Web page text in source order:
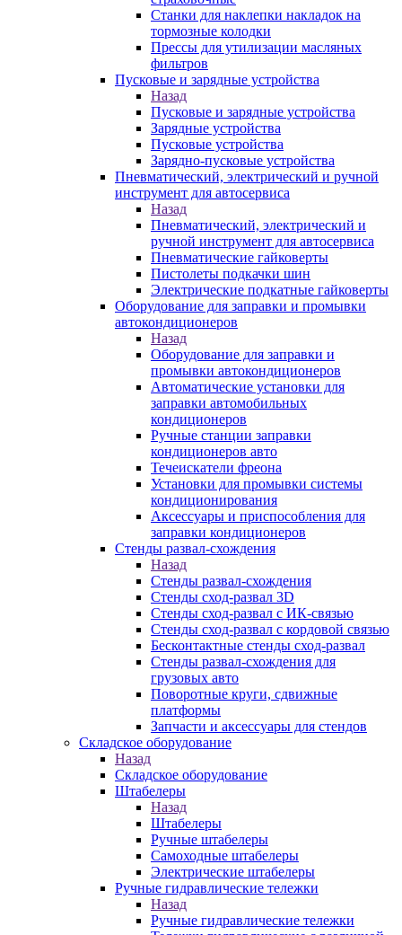
Станки для наклепки накладок на
тормозные колодки
Прессы для утилизации масляных
фильтров
Пусковые и зарядные устройства
Назад
Пусковые и зарядные устройства
Зарядные устройства
Пусковые устройства
Зарядно-пусковые устройства
Пневматический, электрический и ручной
инструмент для автосервиса
Назад
Пневматический, электрический и
ручной инструмент для автосервиса
Пневматические гайковерты
Пистолеты подкачки шин
Электрические подкатные гайковерты
Оборудование для заправки и промывки
автокондиционеров
Назад
Оборудование для заправки и
промывки автокондиционеров
Автоматические установки для
заправки автомобильных
кондиционеров
Ручные станции заправки
кондиционеров авто
Течеискатели фреона
Установки для промывки системы
кондиционирования
Аксессуары и приспособления для
заправки кондиционеров
Стенды развал-схождения
Назад
Стенды развал-схождения
Стенды сход-развал 3D
Стенды сход-развал с ИК-связью
Стенды сход-развал с кордовой связью
Бесконтактные стенды сход-развал
Стенды развал-схождения для
грузовых авто
Поворотные круги, сдвижные
платформы
Запчасти и аксессуары для стендов
Складское оборудование
Назад
Складское оборудование
Штабелеры
Назад
Штабелеры
Ручные штабелеры
Самоходные штабелеры
Электрические штабелеры
Ручные гидравлические тележки
Назад
Ручные гидравлические тележки